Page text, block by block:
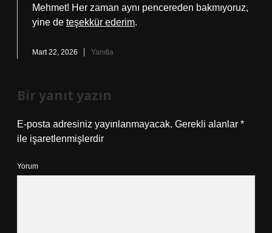
Mehmet! Her zaman aynı pencereden bakmıyoruz,
yine de teşekkür ederim.
Mart 22, 2026 Yanıtla
Bir yanıt yazın
E-posta adresiniz yayınlanmayacak. Gerekli alanlar *
ile işaretlenmişlerdir
Yorum